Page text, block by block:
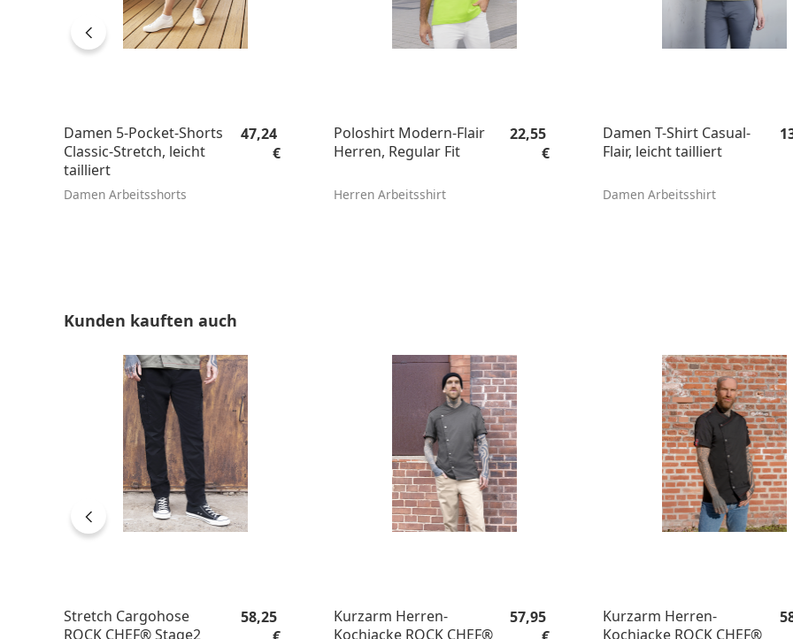
Damen 5-Pocket-Shorts
Classic-Stretch, leicht
tailliert
Damen Arbeitsshorts
Regulärer Preis:
47,24
€
Poloshirt Modern-Flair
Herren, Regular Fit
Herren Arbeitsshirt
Regulärer Preis:
22,55
€
Damen T-Shirt Casual-
Flair, leicht tailliert
Damen Arbeitsshirt
Produktgalerie überspringen
Kunden kauften auch
Stretch Cargohose
ROCK CHEF® Stage2
Regulärer Preis:
58,25
Kurzarm Herren-
Kochjacke ROCK CHEF®
Regulärer Preis:
57,95
Kurzarm Herren-
Kochjacke ROCK CHEF®